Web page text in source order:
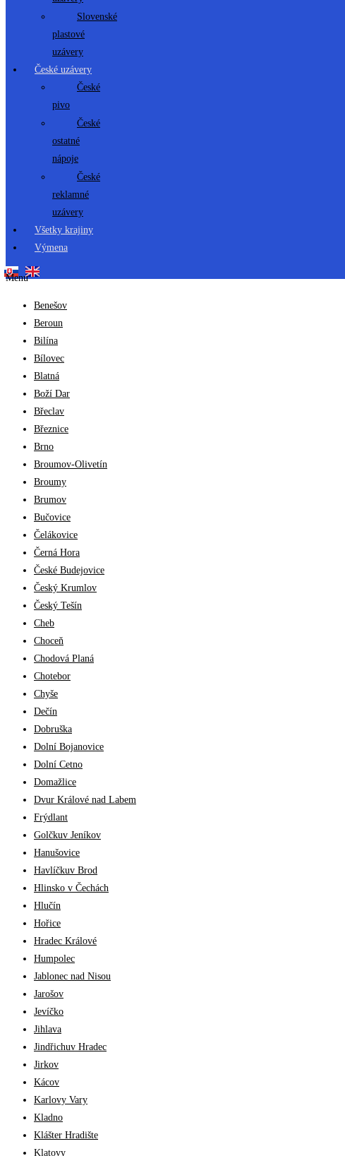
Slovenské
plastové
uzávery
České uzávery
České
pivo
České
ostatné
nápoje
České
reklamné
uzávery
Všetky krajiny
Výmena
Menu
Benešov
Beroun
Bilína
Bílovec
Blatná
Boží Dar
Břeclav
Březnice
Brno
Broumov-Olivetín
Broumy
Brumov
Bučovice
Čelákovice
Černá Hora
České Budejovice
Český Krumlov
Český Tešín
Cheb
Choceň
Chodová Planá
Chotebor
Chyše
Dečín
Dobruška
Dolní Bojanovice
Dolní Cetno
Domažlice
Dvur Králové nad Labem
Frýdlant
Golčkuv Jeníkov
Hanušovice
Havlíčkuv Brod
Hlinsko v Čechách
Hlučín
Hořice
Hradec Králové
Humpolec
Jablonec nad Nisou
Jarošov
Jevíčko
Jihlava
Jindřichuv Hradec
Jirkov
Kácov
Karlovy Vary
Kladno
Klášter Hradište
Klatovy